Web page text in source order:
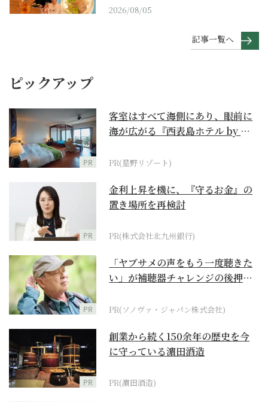
2026/08/05
記事一覧へ
ピックアップ
PR
客室はすべて海側にあり、眼前に
海が広がる『西表島ホテル by 星
PR(星野リゾート)
PR
金利上昇を機に、『守るお金』の
置き場所を再検討
PR(株式会社北九州銀行)
PR
「ヤブサメの声をもう一度聴きた
い」が補聴器チャレンジの後押し
PR(ソノヴァ・ジャパン株式会社)
PR
創業から続く150余年の歴史を今
に守っている濵田酒造
PR(濵田酒造)